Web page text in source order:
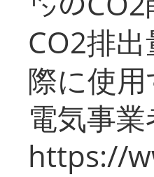
CO2排
際に使
電気事
https://